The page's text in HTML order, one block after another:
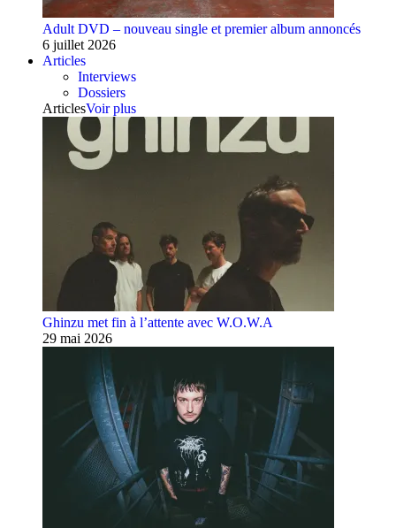
Adult DVD – nouveau single et premier album annoncés
6 juillet 2026
Articles
Interviews
Dossiers
ArticlesVoir plus
Ghinzu met fin à l’attente avec W.O.W.A
29 mai 2026